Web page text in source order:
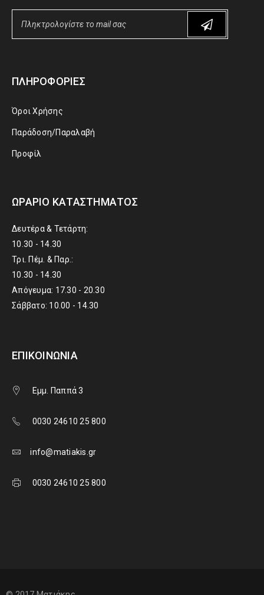
ΠΛΗΡΟΦΟΡΊΕΣ
Όροι Χρήσης
Παράδοση/Παραλαβή
Προφίλ
ΩΡΆΡΙΟ ΚΑΤΑΣΤΉΜΑΤΟΣ
Δευτέρα & Τετάρτη:
10.30 - 14.30
Τρι. Πέμ. & Παρ.:
10.30 - 14.30
Απόγευμα: 17.30 - 20.30
Σάββατο: 10.00 - 14.30
ΕΠΙΚΟΙΝΩΝΊΑ
Εμμ. Παππά 3
0030 24610 25 800
info@matiakis.gr
0030 24610 25 800